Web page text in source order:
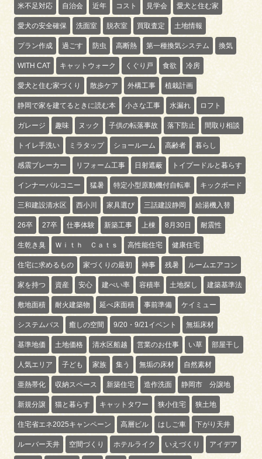
米不足対応 自治会 近年 コスト 見学会 愛犬と住む家
愛犬の安全確保 洗面室 脱衣室 買取査定 土地情報
プラン作成 過ごす 防虫 高断熱 第一種換気システム 換気
WITH CAT キャットウォーク くぐり戸 食欲 冷房
愛犬と住む家づくり 散歩ケア 外構工事 植栽計画
静岡で家を建てるときに読む本 小さな工事 水漏れ ロフト
ガレージ 趣味 ヌック 子供の転落事故 落下防止 間取り相談
トイレ手洗い ミラタップ ショールーム 高齢者 暮らし
感震ブレーカー リフォーム工事 日射遮蔽 トイプードルと暮らす
インナーバルコニー 猛暑 特定小型原動機付自転車 キックボード
三和建設清水区 西小川 家具選び 三話建設静岡 給湯機入替
26卒 27卒 仕事体験 新築工事 上棟 8月30日 耐震性
生乾き臭 Ｗｉｔｈ Ｃａｔｓ 高性能住宅 健康住宅
住宅に求めるもの 家づくりの最初 神事 残暑 ルームエアコン
家を持つ 資産 安心 建ぺい率 容積率 土地探し 建築基準法
敷地面積 耐火建築物 延べ床面積 事前準備 ケイミュー
システムバス 癒しの空間 9/20・9/21イベント 無垢床材
基準地価 土地価格 清水区船越 営業のお仕事 い草 部屋干し
人気エリア 子ども 家族 集う 無垢の床材 自然素材
亜熱帯化 収納スペース 新築住宅 造作洗面 静岡市 分譲地
新規分譲 猫と暮らす キャットタワー 狭小住宅 狭土地
住宅省エネ2025キャンペーン 高層ビル はしご車 下がり天井
ルーバー天井 空間づくり ホテルライク いえづくり アイデア